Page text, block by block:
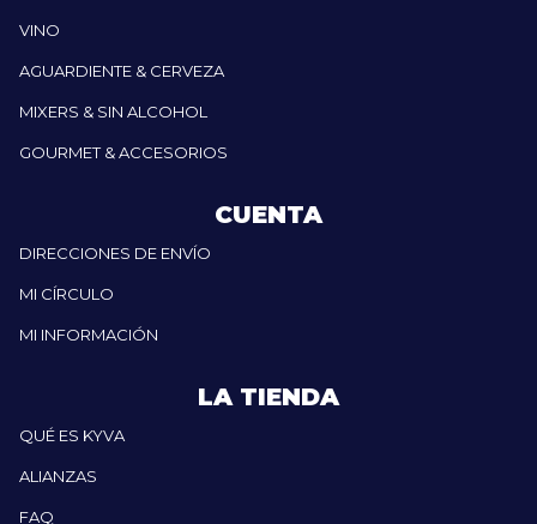
VINO
AGUARDIENTE & CERVEZA
MIXERS & SIN ALCOHOL
GOURMET & ACCESORIOS
CUENTA
DIRECCIONES DE ENVÍO
MI CÍRCULO
MI INFORMACIÓN
LA TIENDA
QUÉ ES KYVA
ALIANZAS
FAQ